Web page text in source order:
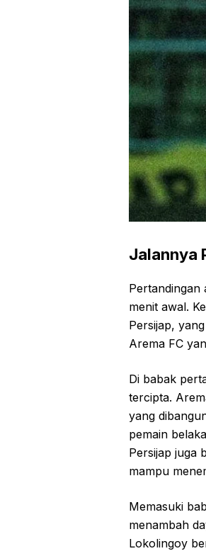
Jalannya
Pertandingan
menit awal.
Persijap,
Arema FC
Di babak
tercipta.
yang
pemain
Persijap juga
mampu
Memasuki
menambah
Lokolingoy